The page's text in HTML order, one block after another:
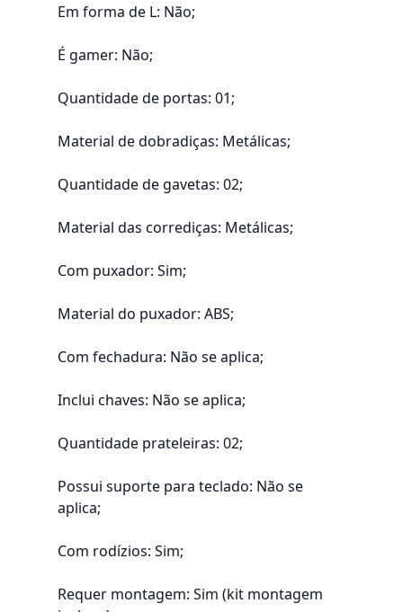
Em forma de L: Não;
É gamer: Não;
Quantidade de portas: 01;
Material de dobradiças: Metálicas;
Quantidade de gavetas: 02;
Material das corrediças: Metálicas;
Com puxador: Sim;
Material do puxador: ABS;
Com fechadura: Não se aplica;
Inclui chaves: Não se aplica;
Quantidade prateleiras: 02;
Possui suporte para teclado: Não se
aplica;
Com rodízios: Sim;
Requer montagem: Sim (kit montagem